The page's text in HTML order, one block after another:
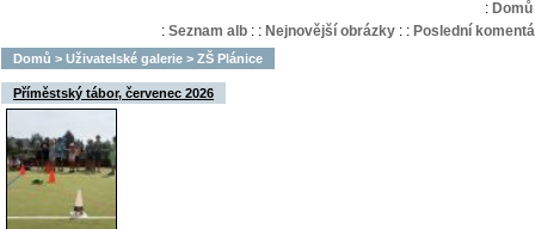
: Domů
: Seznam alb: : Nejnovější obrázky: : Poslední
Domů > Uživatelské galerie > ZŠ Plánice
Příměstský tábor, červenec 2026